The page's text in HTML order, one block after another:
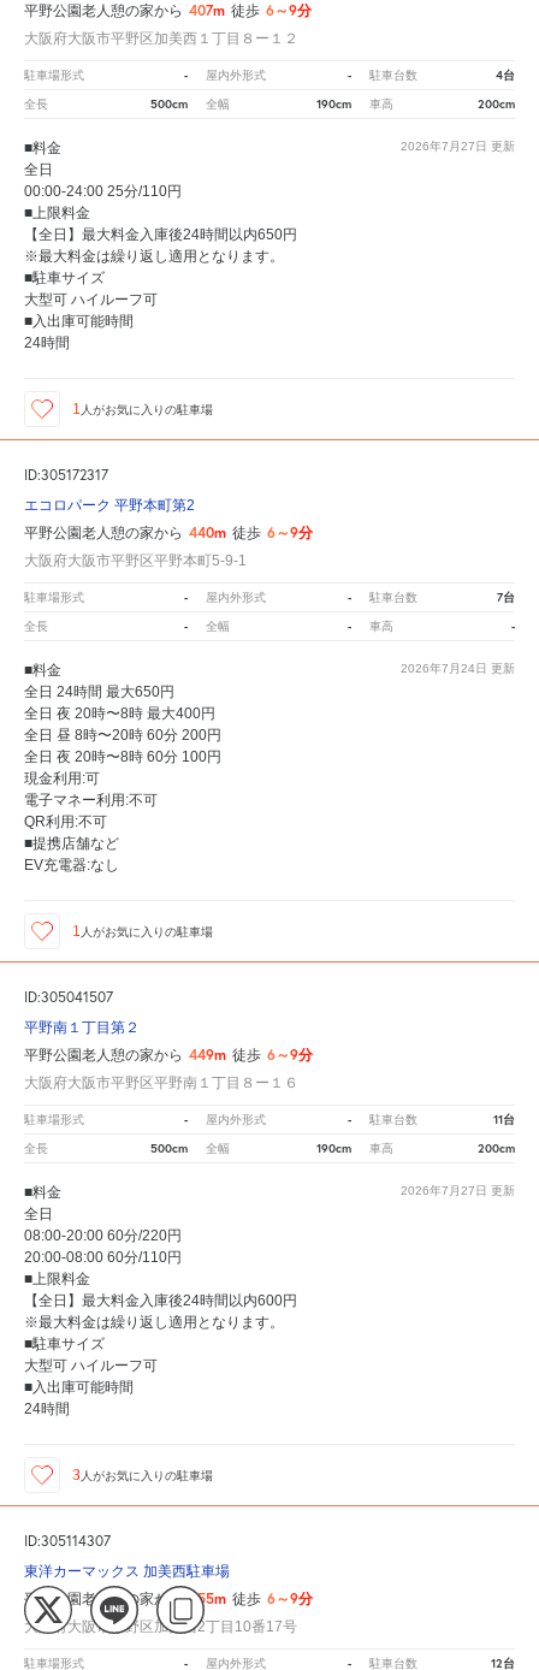
平野公園老人憩の家から 407m 徒歩 6～9分
大阪府大阪市平野区加美西１丁目８ー１２
駐車場形式 - 屋内外形式 - 駐車台数 4台
全長 500cm 全幅 190cm 車高 200cm
2026年7月27日 更新
■料金
全日
00:00-24:00 25分/110円
■上限料金
【全日】最大料金入庫後24時間以内650円
※最大料金は繰り返し適用となります。
■駐車サイズ
大型可 ハイルーフ可
■入出庫可能時間
24時間
1 人がお気に入りの駐車場
ID:305172317
エコロパーク 平野本町第2
平野公園老人憩の家から 440m 徒歩 6～9分
大阪府大阪市平野区平野本町5-9-1
駐車場形式 - 屋内外形式 - 駐車台数 7台
全長 - 全幅 - 車高 -
2026年7月24日 更新
■料金
全日 24時間 最大650円
全日 夜 20時〜8時 最大400円
全日 昼 8時〜20時 60分 200円
全日 夜 20時〜8時 60分 100円
現金利用:可
電子マネー利用:不可
QR利用:不可
■提携店舗など
EV充電器:なし
1 人がお気に入りの駐車場
ID:305041507
平野南１丁目第２
平野公園老人憩の家から 449m 徒歩 6～9分
大阪府大阪市平野区平野南１丁目８ー１６
駐車場形式 - 屋内外形式 - 駐車台数 11台
全長 500cm 全幅 190cm 車高 200cm
2026年7月27日 更新
■料金
全日
08:00-20:00 60分/220円
20:00-08:00 60分/110円
■上限料金
【全日】最大料金入庫後24時間以内600円
※最大料金は繰り返し適用となります。
■駐車サイズ
大型可 ハイルーフ可
■入出庫可能時間
24時間
3人がお気に入りの駐車場
ID:305114307
東洋カーマックス 加美西駐車場
平野公園老人憩の家から 455m 徒歩 6～9分
大阪府大阪市平野区加美西2丁目10番17号
駐車場形式 - 屋内外形式 - 駐車台数 12台